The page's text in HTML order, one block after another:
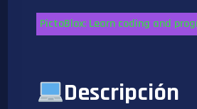
PictoBlox: Learn coding and
Descripción